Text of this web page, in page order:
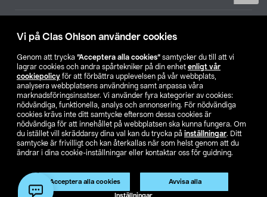
Vi på Clas Ohlson använder cookies
Genom att trycka ”Acceptera alla cookies” samtycker du till att vi
lagrar cookies och andra spårtekniker på din enhet enligt vår
cookiepolicy för att förbättra upplevelsen på vår webbplats,
analysera webbplatsens användning samt anpassa våra
marknadsföringsinsatser. Vi använder fyra kategorier av cookies:
nödvändiga, funktionella, analys och annonsering. För nödvändiga
cookies krävs inte ditt samtycke eftersom dessa cookies är
nödvändiga för att innehållet på webbplatsen ska kunna fungera. Om
du istället vill skräddarsy dina val kan du trycka på inställningar. Ditt
samtycke är frivilligt och kan återkallas när som helst genom att du
ändrar i dina cookie-inställningar eller kontaktar oss för guidning.
Acceptera alla cookies Avvisa alla
Inställningar
Hitta butik
SE NO FI
Ändra till priser exklusive moms